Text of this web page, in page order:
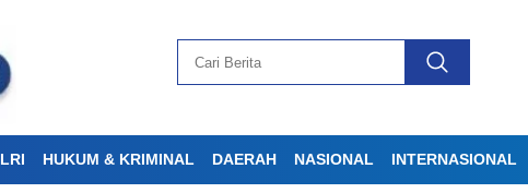
HUKUM & KRIMINAL DAERAH NASIONAL INTERNASIONAL